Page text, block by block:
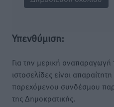
Υπενθύμιση:
Για την μερική αναπαραγωγή
ιστοσελίδες είναι
παρεχόμενου συνδέσμου
της Δημοκρατικής.